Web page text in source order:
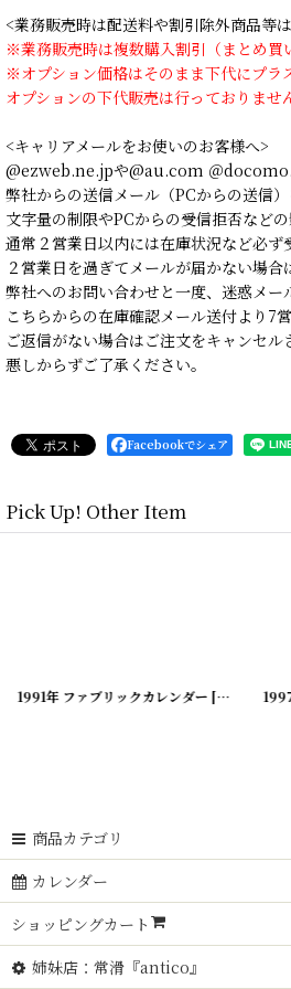
<業務販売時は配送料や割引除外商品等
※業務販売時は複数購入割引（まとめ買
※オプション価格はそのまま下代にプラ
オプションの下代販売は行っておりませ
<キャリアメールをお使いのお客様へ>
@ezweb.ne.jpや@au.com ＠
弊社からの送信メール（PCからの送信
文字量の制限やPCからの受信拒否など
通常２営業日以内には在庫状況など必ず
２営業日を過ぎてメールが届かない場合
弊社へのお問い合わせと一度、迷惑メー
こちらからの在庫確認メール送付より7
ご返信がない場合はご注文をキャンセル
悪しからずご了承ください。
Facebookでシェア
Pick Up! Other Item
182]
1991年 ファブリックカレンダー [20200419-
商品カテゴリ
カレンダー
ショッピングカート
姉妹店：常滑『antico』